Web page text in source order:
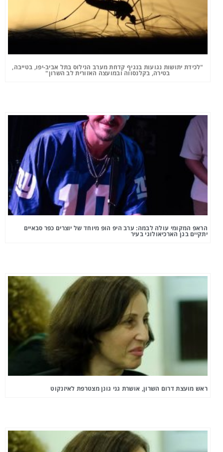
"לכידת יתושות נגועות בנגיף קדחת מערב הנילוס בתל אביב-יפו, בטייבה,
בטירה, בקלנסווה ובמועצה האזורית לב השרון"
הראפ המקומי עולה לבמה: ערב היפ הופ מיוחד של יוצרים כפר סבאיים
יתקיים בגן הארכיאולוגי בעיר
ראש מועצת דרום השרון, אושרת גני גונן מצטרפת לאיזנקוט